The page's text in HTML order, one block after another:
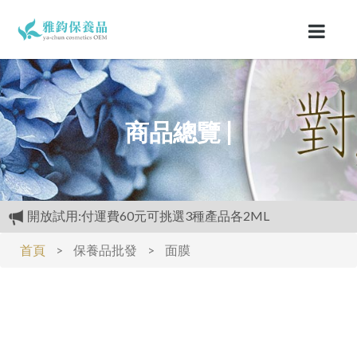
商品總覽 |
滿仟送醫美級2ML樣品.1樣.買越多送越多
滿仟送醫美級2ML樣品.1樣.買越多送越多
經官方.GMP認證.工廠生產.,高品質保養品.滿3000元再送
首頁 > 保養品批發 > 面膜